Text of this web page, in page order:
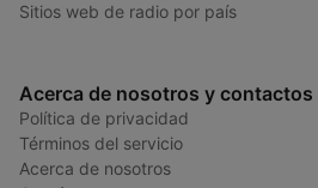
Sitios web de radio por país
Acerca de nosotros y contactos
Política de privacidad
Términos del servicio
Acerca de nosotros